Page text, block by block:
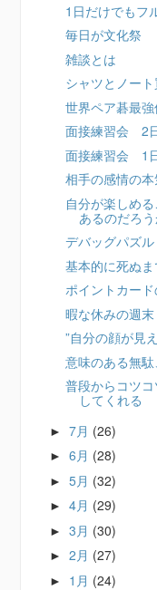
1日だけでもフ
毎日が文化祭
雑談とは
シャツとノー
世界ペア碁最
面接練習会 2
面接練習会 1
相手の感情の
自分が楽しめ
あるのだろう
デバッグパズル
基本的に死ぬ
ポイントカー
暇な休みの週末
”自分の顔が見
意味のある無
普段からコツ
してくれる
►7月 (26)
►6月 (28)
►5月 (32)
►4月 (29)
►3月 (30)
►2月 (27)
► 1月 (24)